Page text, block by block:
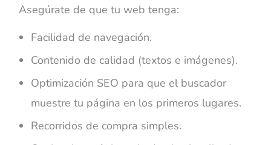
Asegúrate de que tu web tenga:
Facilidad de navegación.
Contenido de calidad (textos e imágenes).
Optimización SEO para que el buscador
muestre tu página en los primeros lugares.
Recorridos de compra simples.